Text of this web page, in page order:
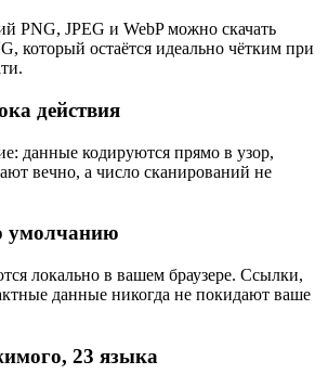
PNG, JPEG и WebP можно скачать
который остаётся идеально чётким при
действия
данные кодируются прямо в узор,
вечно, а число сканирований не
умолчанию
локально в вашем браузере. Ссылки,
данные никогда не покидают ваше
23 языка